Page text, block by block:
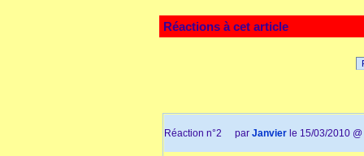
Réactions à cet article
Réaction n°2 par Janvier le 15/03/2010